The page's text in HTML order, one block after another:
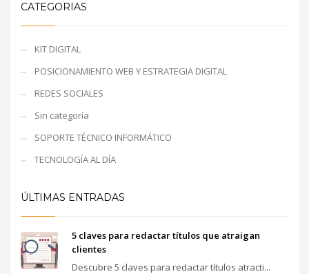
CATEGORIAS
KIT DIGITAL
POSICIONAMIENTO WEB Y ESTRATEGIA DIGITAL
REDES SOCIALES
Sin categoría
SOPORTE TÉCNICO INFORMÁTICO
TECNOLOGÍA AL DÍA
ÚLTIMAS ENTRADAS
5 claves para redactar títulos que atraigan
clientes
Descubre 5 claves para redactar títulos atracti...